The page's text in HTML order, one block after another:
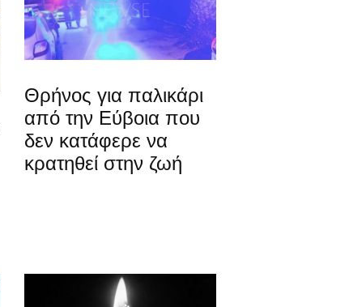
Θρήνος για παλικάρι
από την Εύβοια που
δεν κατάφερε να
κρατηθεί στην ζωή